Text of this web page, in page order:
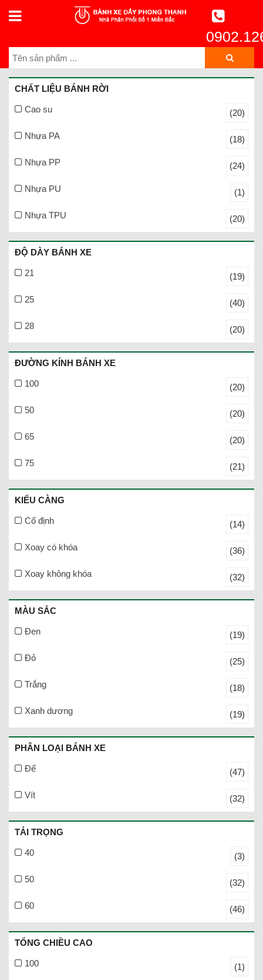
CHẤT LIỆU BÁNH RỜI
Cao su (20)
Nhựa PA (18)
Nhựa PP (24)
Nhựa PU (1)
Nhựa TPU (20)
ĐỘ DÀY BÁNH XE
21 (19)
25 (40)
28 (20)
ĐƯỜNG KÍNH BÁNH XE
100 (20)
50 (20)
65 (20)
75 (21)
KIỂU CÀNG
Cố định (14)
Xoay có khóa (36)
Xoay không khóa (32)
MÀU SẮC
Đen (19)
Đỏ (25)
Trắng (18)
Xanh dương (19)
PHÂN LOẠI BÁNH XE
Đế (47)
Vít (32)
TẢI TRỌNG
40 (3)
50 (32)
60 (46)
TỔNG CHIỀU CAO
100 (1)